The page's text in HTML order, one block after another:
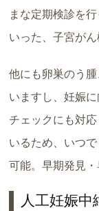
まな定期検診を
いった、子宮がん
他にも卵巣のう
いますし、妊娠
チェックにも対
いるため、いつ
可能。早期発見
人工妊娠